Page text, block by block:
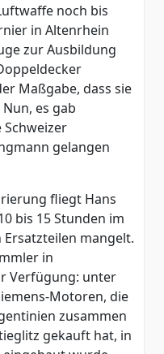
noch bis
in Altenrhein
zur Ausbildung
Maßgabe, dass sie
es gab
gelangen
fliegt Hans
bis 15 Stunden im
Ersatzteilen mangelt.
in
Verfügung: unter
Motoren, die
zusammen
gekauft hat, in